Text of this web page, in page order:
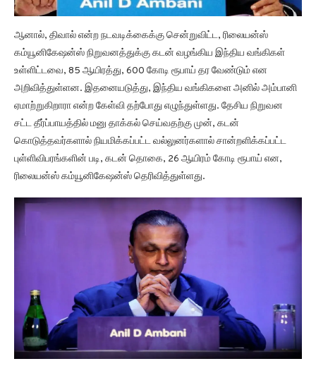
ஆனால், திவால் என்ற நடவடிக்கைக்கு சென்றுவிட்ட, ரிலையன்ஸ்
கம்யூனிகேஷன்ஸ் நிறுவனத்துக்கு கடன் வழங்கிய இந்திய வங்கிகள்
உள்ளிட்டவை, 85 ஆயிரத்து, 600 கோடி ரூபாய் தர வேண்டும் என
அறிவித்துள்ளன. இதனையடுத்து, இந்திய வங்கிகளை அனில் அம்பானி
ஏமாற்றுகிறாரா என்ற கேள்வி தற்போது எழுந்துள்ளது. தேசிய நிறுவன
சட்ட தீர்ப்பாயத்தில் மனு தாக்கல் செய்வதற்கு முன், கடன்
கொடுத்தவர்களால் நியமிக்கப்பட்ட வல்லுனர்களால் சான்றளிக்கப்பட்ட
புள்ளிவிபரங்களின் படி, கடன் தொகை, 26 ஆயிரம் கோடி ரூபாய் என,
ரிலையன்ஸ் கம்யூனிகேஷன்ஸ் தெரிவித்துள்ளது.